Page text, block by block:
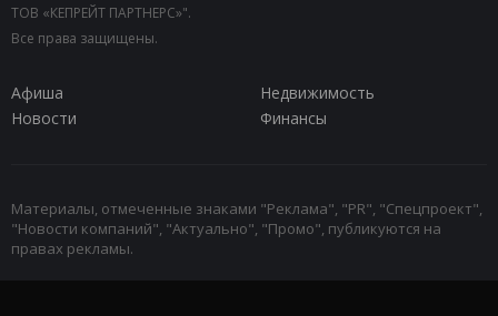
ТОВ «КЕПРЕЙТ ПАРТНЕРС»".
Все права защищены.
Афиша
Недвижимость
Новости
Финансы
Материалы, отмеченные знаками "Реклама", "PR", "Спецпроект",
"Новости компаний", "Актуально", "Промо", публикуются на
правах рекламы.